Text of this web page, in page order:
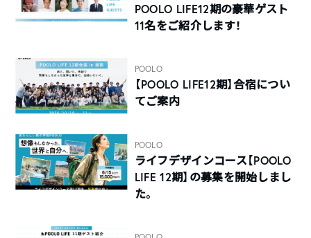
POOLO LIFE12期の豪華ゲスト
11名をご紹介します！
POOLO
【POOLO LIFE12期】合宿につい
てご案内
POOLO
ライフデザインコース【POOLO
LIFE 12期】の募集を開始しまし
た。